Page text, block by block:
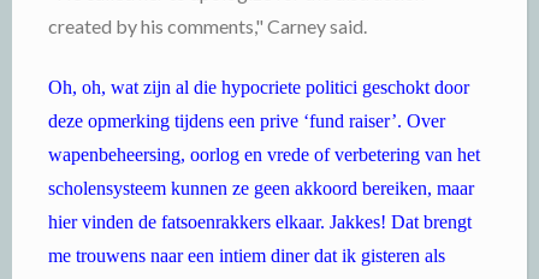
created by his comments," Carney said.
Oh, oh, wat zijn al die hypocriete politici geschokt door
deze opmerking tijdens een prive ‘fund raiser’. Over
wapenbeheersing, oorlog en vrede of verbetering van het
scholensysteem kunnen ze geen akkoord bereiken, maar
hier vinden de fatsoenrakkers elkaar. Jakkes! Dat brengt
me trouwens naar een intiem diner dat ik gisteren als